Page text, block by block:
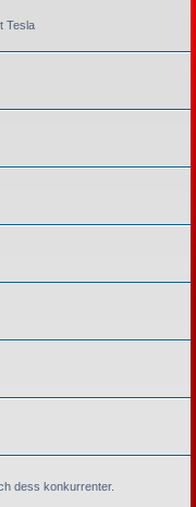
Tesla
dess konkurrenter.